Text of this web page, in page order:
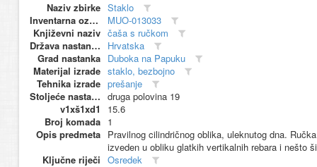
Naziv zbirke Staklo
Inventarna oznaka
MUO-013033
Književni naziv čaša s ručkom
Država nastanka
Hrvatska
Grad nastanka Duboka na Papuku
Materijal izrade staklo, bezbojno
Tehnika izrade prešanje
Stoljeće nastanka druga polovina 19
v1xš1xd1
15.6
Broj komada 1
Opis predmeta Pravilnog cilindričnog oblika, uleknutog dna.
izveden u obliku glatkih vertikalnih rebara i nešto
Ključne riječi Osredek